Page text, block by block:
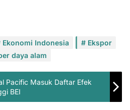
Ekonomi Indonesia
Ekspor
daya alam
Pacific Masuk Daftar Efek
BEI